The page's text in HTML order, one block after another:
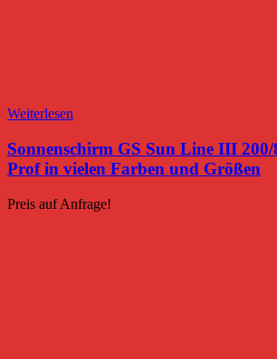
Weiterlesen
Sonnenschirm GS Sun Line III
Prof in vielen Farben und Größen
Preis auf Anfrage!